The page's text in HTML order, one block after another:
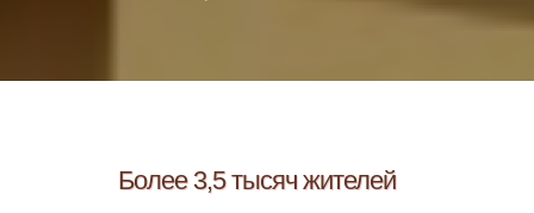
Более 3,5 тысяч жителей